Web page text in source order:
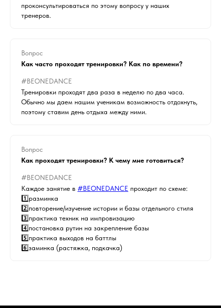
проконсультироваться по этому вопросу у наших
тренеров.
Вопрос
Как часто проходят тренировки? Как по времени?
#BEONEDANCE
Тренировки проходят два раза в неделю по два часа.
Обычно мы даем нашим ученикам возможность отдохнуть,
поэтому ставим день отдыха между ними.
Вопрос
Как проходят тренировки? К чему мне готовиться?
#BEONEDANCE
Каждое занятие в #BEONEDANCE проходит по схеме:
1️⃣разминка
2️⃣повторение/изучение истории и базы отдельного стиля
3️⃣практика техник на импровизацию
4️⃣постановка рутин на закрепление базы
5️⃣практика выходов на баттлы
6️⃣заминка (растяжка, подкачка)